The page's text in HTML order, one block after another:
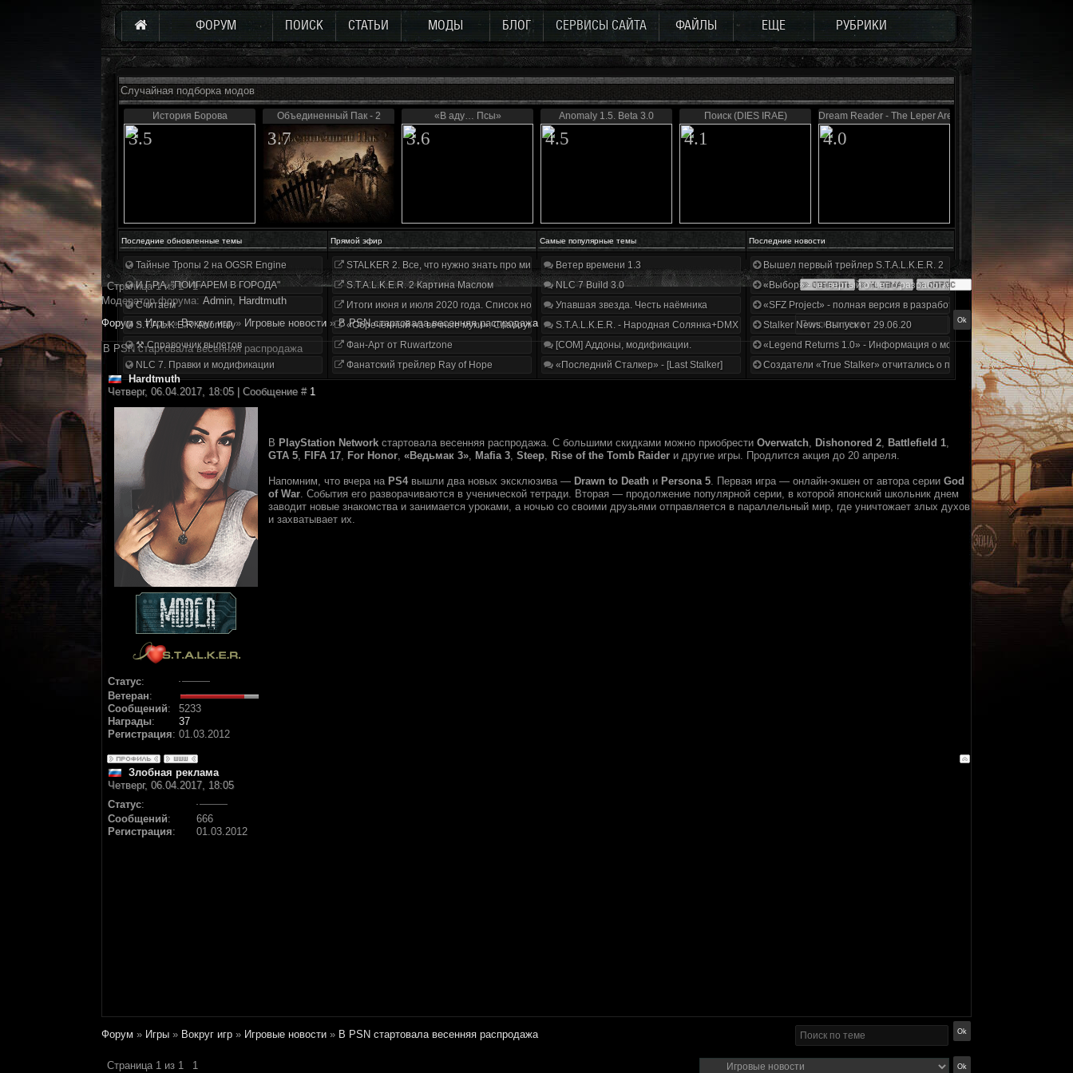
ФОРУМ ПОИСК СТАТЬИ МОДЫ БЛОГ СЕРВИСЫ САЙТА ФАЙЛЫ ЕЩЕ РУБРИКИ
Случайная подборка модов
История Борова
3.5
Объединенный Пак - 2
3.7
«В аду… Псы»
3.6
Anomaly 1.5. Beta 3.0
4.5
Поиск (DIES IRAE)
4.1
Dream Reader - The Leper Area
4.0
Последние обновленные темы Прямой эфир Самые популярные темы Последние новости
Тайные Тропы 2 на OGSR Engine
И.Г.Р.А. "ПОИГАРЕМ В ГОРОДА"
Считаем
S.T.A.L.K.E.R. Anomaly
⚒ Справочник вылетов
NLC 7. Правки и модификации
STALKER 2. Все, что нужно знать про мир, геймплей и сюжет | Разбор трейлера
S.T.A.L.K.E.R. 2 Картина Маслом
Итоги июня и июля 2020 года. Список нововведений
«Обречённый на вечные муки». Слабоумие и отвага
Фан-Арт от Ruwartzone
Фанатский трейлер Ray of Hope
Ветер времени 1.3
NLC 7 Build 3.0
Упавшая звезда. Честь наёмника
S.T.A.L.K.E.R. - Народная Солянка+DMX 1.3.5.ООП.МА.К.
[COM] Аддоны, модификации.
«Последний Сталкер» - [Last Stalker]
Вышел первый трейлер S.T.A.L.K.E.R. 2
«Выбор» - четвертый отчет о разработке!
«SFZ Project» - полная версия в разработке!
Stalker News. Выпуск от 29.06.20
«Legend Returns 1.0» - Информация о моде за июнь 2020
Создатели «True Stalker» отчитались о проделанной работе
Страница1из1
1
Модератор форума: Аdmin, Hardtmuth
Форум » Игры » Вокруг игр » Игровые новости » В PSN стартовала весенняя распродажа
В PSN стартовала весенняя распродажа
Hardtmuth
Четверг, 06.04.2017, 18:05 | Сообщение # 1
Статус:
Ветеран:
Сообщений:
5233
Награды:
37
Регистрация: 01.03.2012
В PlayStation Network стартовала весенняя распродажа. С большими скидками можно приобрести Overwatch, Dishonored 2, Battlefield 1,
GTA 5, FIFA 17, For Honor, «Ведьмак 3», Mafia 3, Steep, Rise of the Tomb Raider и другие игры. Продлится акция до 20 апреля.
Напомним, что вчера на PS4вышли два новых эксклюзива — Drawn to Death и Persona 5. Первая игра — онлайн-экшен от автора серии God
of War. События его разворачиваются в ученической тетради. Вторая — продолжение популярной серии, в которой японский школьник днем
заводит новые знакомства и занимается уроками, а ночью со своими друзьями отправляется в параллельный мир, где уничтожает злых духов
и захватывает их.
Злобная реклама
Четверг, 06.04.2017, 18:05
Статус:
Сообщений:
666
Регистрация: 01.03.2012
Форум » Игры » Вокруг игр » Игровые новости » В PSN стартовала весенняя распродажа
Страница 1 из 1 1